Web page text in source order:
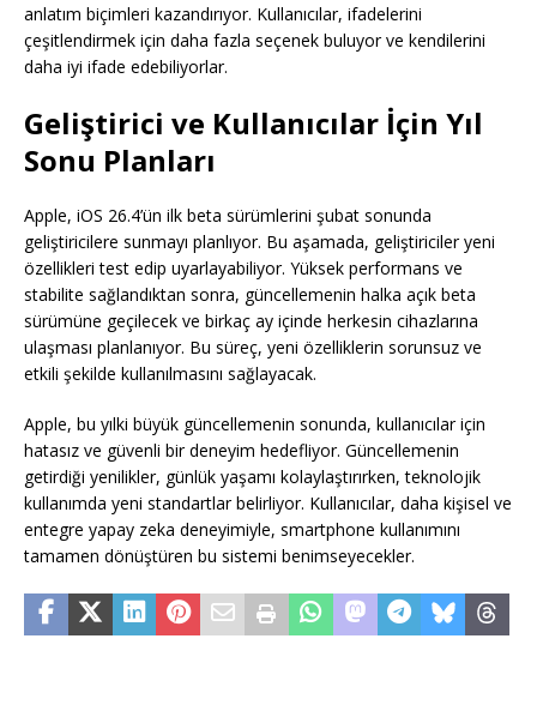
anlatım biçimleri kazandırıyor. Kullanıcılar, ifadelerini
çeşitlendirmek için daha fazla seçenek buluyor ve kendilerini
daha iyi ifade edebiliyorlar.
Geliştirici ve Kullanıcılar İçin Yıl
Sonu Planları
Apple, iOS 26.4’ün ilk beta sürümlerini şubat sonunda
geliştiricilere sunmayı planlıyor. Bu aşamada, geliştiriciler yeni
özellikleri test edip uyarlayabiliyor. Yüksek performans ve
stabilite sağlandıktan sonra, güncellemenin halka açık beta
sürümüne geçilecek ve birkaç ay içinde herkesin cihazlarına
ulaşması planlanıyor. Bu süreç, yeni özelliklerin sorunsuz ve
etkili şekilde kullanılmasını sağlayacak.
Apple, bu yılki büyük güncellemenin sonunda, kullanıcılar için
hatasız ve güvenli bir deneyim hedefliyor. Güncellemenin
getirdiği yenilikler, günlük yaşamı kolaylaştırırken, teknolojik
kullanımda yeni standartlar belirliyor. Kullanıcılar, daha kişisel ve
entegre yapay zeka deneyimiyle, smartphone kullanımını
tamamen dönüştüren bu sistemi benimseyecekler.